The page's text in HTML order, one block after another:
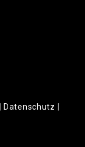
Datenschutz